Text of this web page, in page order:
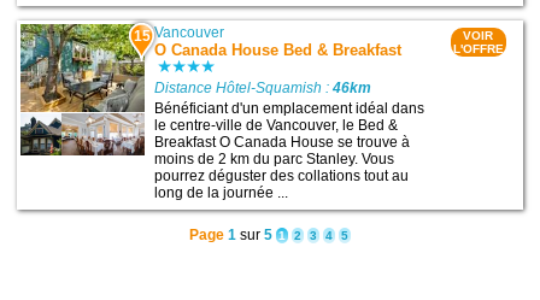
15 Vancouver
O Canada House Bed & Breakfast
Distance Hôtel-Squamish :46km
Bénéficiant d'un emplacement idéal dans
le centre-ville de Vancouver, le Bed &
Breakfast O Canada House se trouve à
moins de 2 km du parc Stanley. Vous
pourrez déguster des collations tout au
long de la journée ...
VOIR
L'OFFRE
Page 1 sur 5 1 2 3 4 5